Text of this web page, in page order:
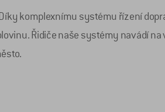
komplexnímu systému řízení
Řidiče naše systémy navádí